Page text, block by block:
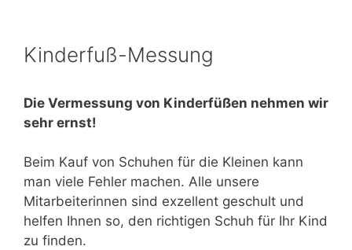
Kinderfuß-Messung
Die Vermessung von Kinderfüßen nehmen wir
sehr ernst!
Beim Kauf von Schuhen für die Kleinen kann
man viele Fehler machen. Alle unsere
Mitarbeiterinnen sind exzellent geschult und
helfen Ihnen so, den richtigen Schuh für Ihr Kind
zu finden.